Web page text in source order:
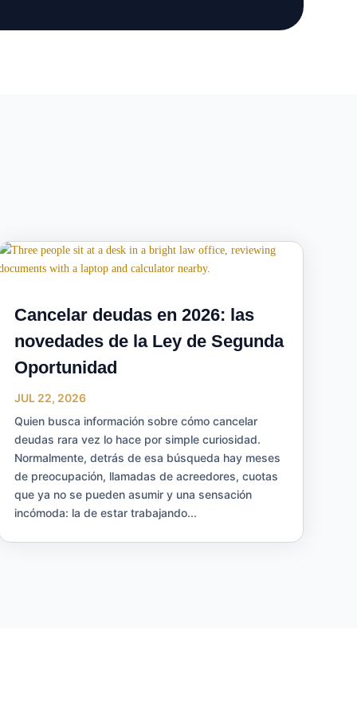
Cancelar deudas en 2026: las
novedades de la Ley de Segunda
Oportunidad
JUL 22, 2026
Quien busca información sobre cómo cancelar
deudas rara vez lo hace por simple curiosidad.
Normalmente, detrás de esa búsqueda hay meses
de preocupación, llamadas de acreedores, cuotas
que ya no se pueden asumir y una sensación
incómoda: la de estar trabajando...